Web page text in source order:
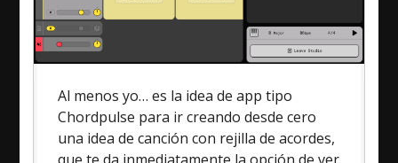
Al menos yo… es la idea de app tipo
Chordpulse para ir creando desde cero
una idea de canción con rejilla de acordes,